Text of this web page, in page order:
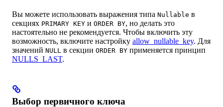
Вы можете использовать выражения типа Nullable в
секциях PRIMARY KEY и ORDER BY, но делать это
настоятельно не рекомендуется. Чтобы включить эту
возможность, включите настройку allow_nullable_key. Для
значений NULL в секции ORDER BY применяется принцип
NULLS_LAST.
Выбор первичного ключа